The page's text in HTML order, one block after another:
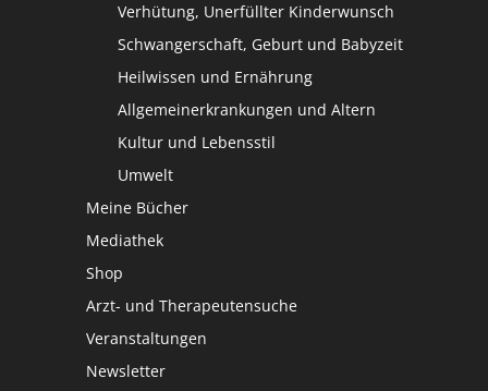
Verhütung, Unerfüllter Kinderwunsch
Schwangerschaft, Geburt und Babyzeit
Heilwissen und Ernährung
Allgemeinerkrankungen und Altern
Kultur und Lebensstil
Umwelt
Meine Bücher
Mediathek
Shop
Arzt- und Therapeutensuche
Veranstaltungen
Newsletter